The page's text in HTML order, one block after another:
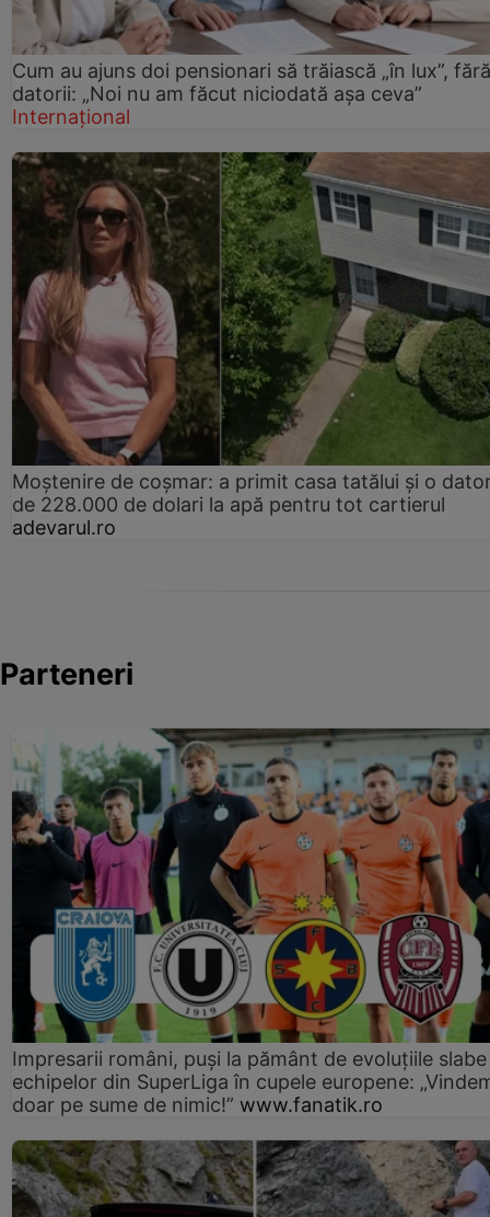
Cum au ajuns doi pensionari să trăiască „în lux”, fără
datorii: „Noi nu am făcut niciodată așa ceva”
Internațional
Moștenire de coșmar: a primit casa tatălui și o
de 228.000 de dolari la apă pentru tot cartierul
adevarul.ro
Parteneri
Impresarii români, puși la pământ de evoluțiile slabe
echipelor din SuperLiga în cupele europene:
doar pe sume de nimic!” www.fanatik.ro